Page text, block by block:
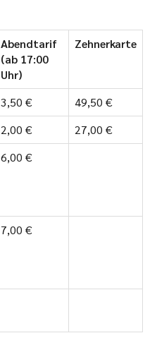
Abendtarif
(ab 17:00
Uhr)
Zehnerkarte
3,50 €
49,50 €
2,00 €
27,00 €
6,00 €
7,00 €